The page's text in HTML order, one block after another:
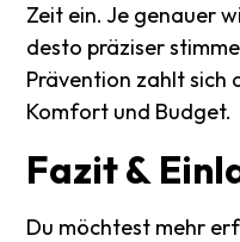
Zeit ein. Je genauer
desto präziser
Prävention zahlt sich
Komfort und Budget.
Fazit&
Du möchtest mehr